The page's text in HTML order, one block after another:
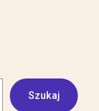
Szukaj